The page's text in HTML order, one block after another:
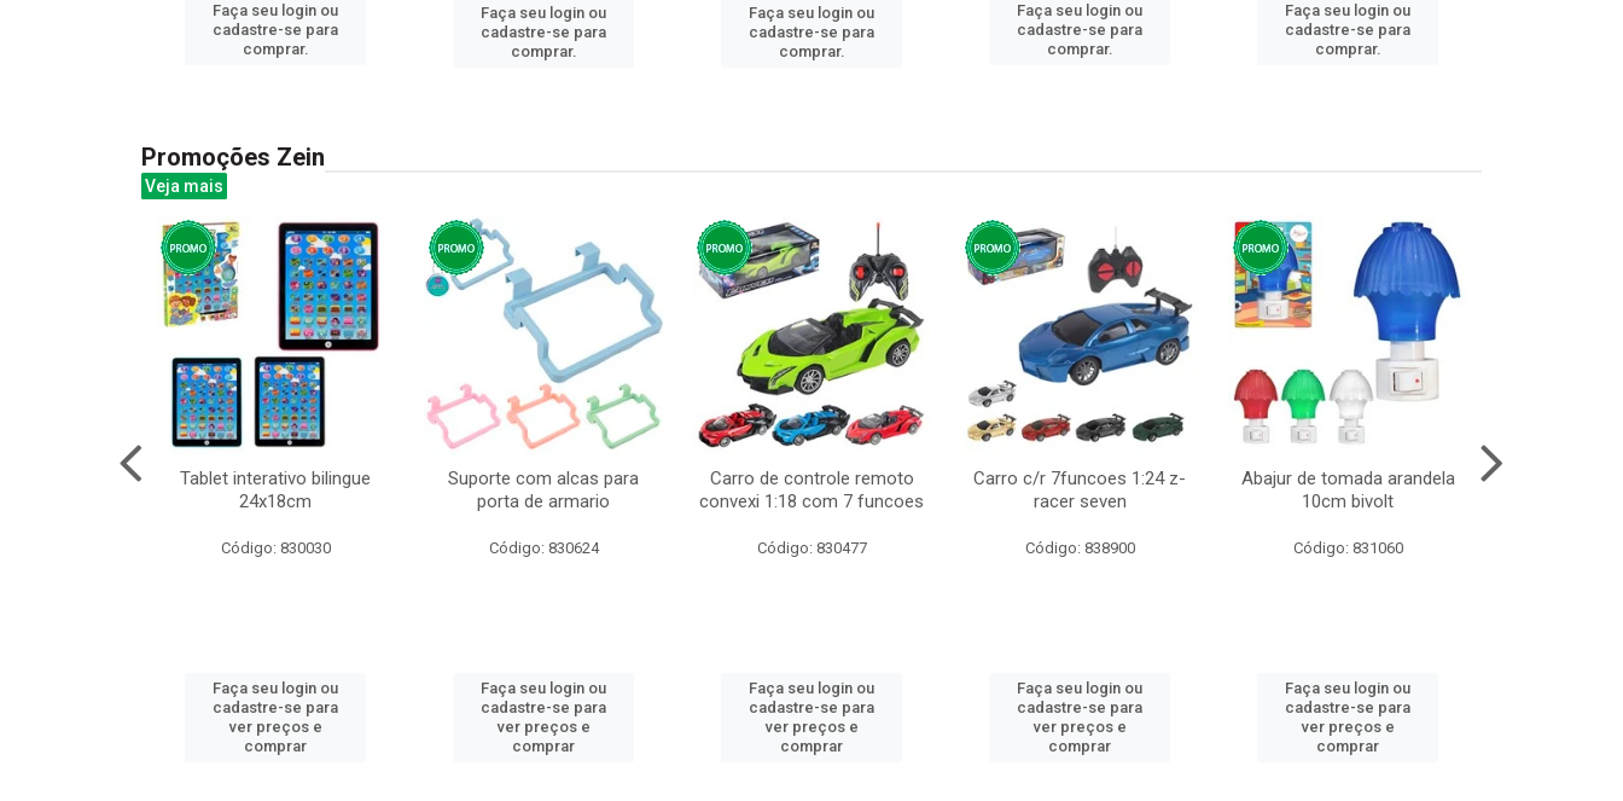
Faça seu login ou
cadastre-se para
comprar.
Faça seu login ou
cadastre-se para
comprar.
Faça seu login ou
cadastre-se para
comprar.
Faça seu login ou
cadastre-se para
comprar.
Faça seu login ou
cadastre-se para
comprar.
Promoções Zein
Veja mais
Tablet interativo bilingue
24x18cm
Código: 830030
Faça seu login ou
cadastre-se para
ver preços e
comprar
Suporte com alcas para
porta de armario
Código: 830624
Faça seu login ou
cadastre-se para
ver preços e
comprar
Carro de controle remoto
convexi 1:18 com 7 funcoes
Código: 830477
Faça seu login ou
cadastre-se para
ver preços e
comprar
Carro c/r 7funcoes 1:24 z-
racer seven
Código: 838900
Faça seu login ou
cadastre-se para
ver preços e
comprar
Abajur de tomada arandela
10cm bivolt
Código: 831060
Faça seu login ou
cadastre-se para
ver preços e
comprar